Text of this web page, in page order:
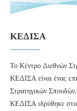
ΚΕΔΙΣΑ
Το Κέντρο Διεθνών
ΚΕΔΙΣΑ είναι ένας
Στρατηγικών
ΚΕΔΙΣΑ ιδρύθηκε